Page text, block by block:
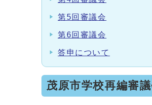
第5回審議会
第6回審議会
答申について
茂原市学校再編審